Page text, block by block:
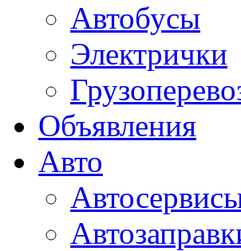
Автобусы
Электрички
Объявления
Авто